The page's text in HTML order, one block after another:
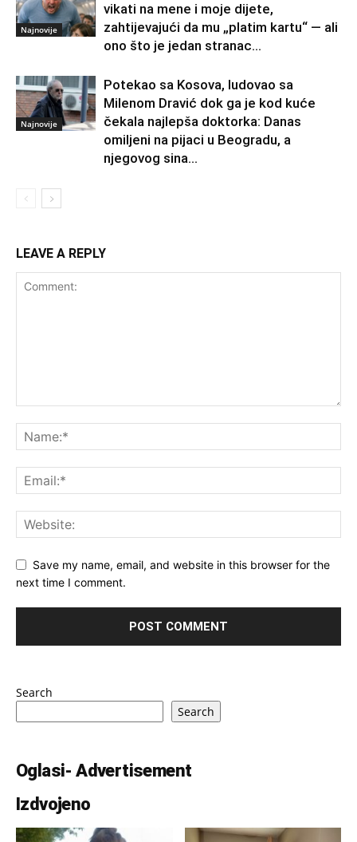
Najnovije
vikati na mene i moje dijete,
zahtijevajući da mu „platim kartu“ — ali
ono što je jedan stranac...
Najnovije
Potekao sa Kosova, ludovao sa
Milenom Dravić dok ga je kod kuće
čekala najlepša doktorka: Danas
omiljeni na pijaci u Beogradu, a
njegovog sina...
LEAVE A REPLY
Save my name, email, and website in this browser for the
next time I comment.
Search
Search
Oglasi- Advertisement
Izdvojeno